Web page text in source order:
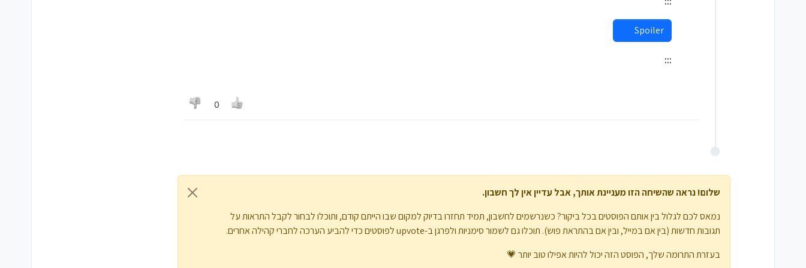
Spoiler
:::
0
שלום! נראה שהשיחה הזו מעניינת אותך, אבל עדיין אין לך חשבון.
נמאס לכם לגלול בין אותם הפוסטים בכל ביקור? כשנרשמים לחשבון, תמיד תחזרו בדיוק למקום שבו הייתם קודם, ותוכלו לבחור לקבל התראות על
תגובות חדשות (בין אם במייל, ובין אם בהתראת פוש). תוכלו גם לשמור סימניות ולפרגן ב-upvote לפוסטים כדי להביע הערכה לחברי קהילה אחרים.
בעזרת התרומה שלך, הפוסט הזה יכול להיות אפילו טוב יותר 💗